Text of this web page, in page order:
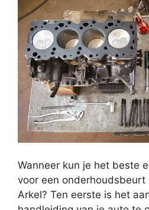
Wanneer kun je het beste
voor een onderhoudsbeurt
Arkel? Ten eerste is het